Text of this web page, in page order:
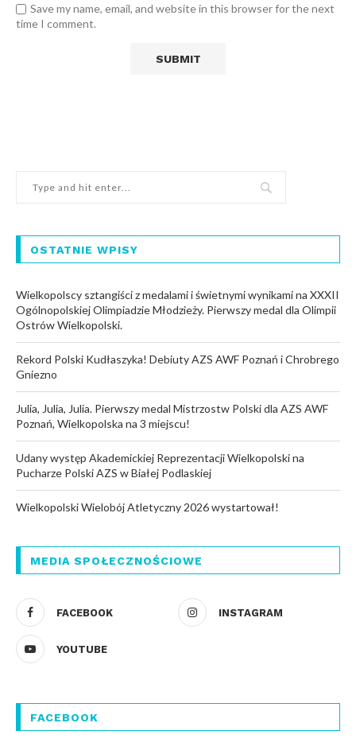
Save my name, email, and website in this browser for the next
time I comment.
OSTATNIE WPISY
Wielkopolscy sztangiści z medalami i świetnymi wynikami na XXXII
Ogólnopolskiej Olimpiadzie Młodzieży. Pierwszy medal dla Olimpii
Ostrów Wielkopolski.
Rekord Polski Kudłaszyka! Debiuty AZS AWF Poznań i Chrobrego
Gniezno
Julia, Julia, Julia. Pierwszy medal Mistrzostw Polski dla AZS AWF
Poznań, Wielkopolska na 3 miejscu!
Udany występ Akademickiej Reprezentacji Wielkopolski na
Pucharze Polski AZS w Białej Podlaskiej
Wielkopolski Wielobój Atletyczny 2026 wystartował!
MEDIA SPOŁECZNOŚCIOWE
FACEBOOK INSTAGRAM
YOUTUBE
FACEBOOK